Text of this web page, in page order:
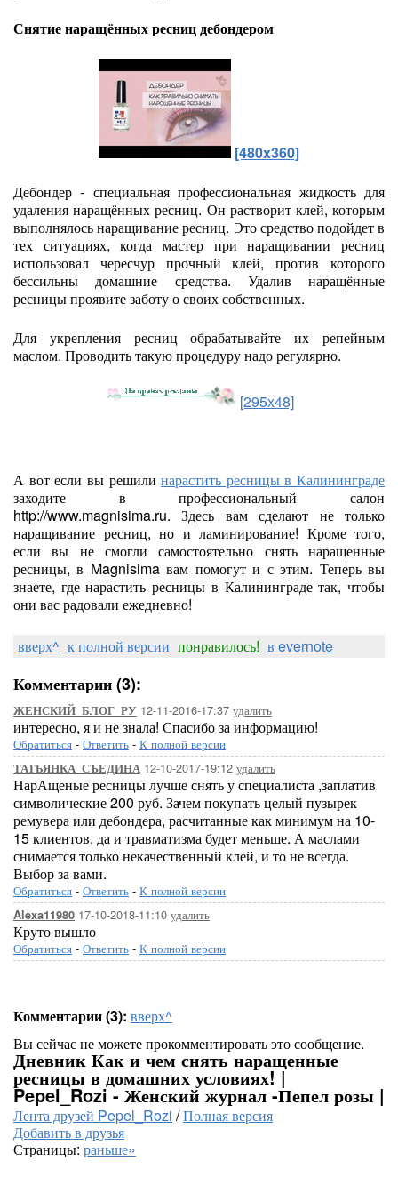
Снятие наращённых ресниц дебондером
[480x360]
Дебондер - специальная профессиональная жидкость для
удаления наращённых ресниц. Он растворит клей, которым
выполнялось наращивание ресниц. Это средство подойдет в
тех ситуациях, когда мастер при наращивании ресниц
использовал чересчур прочный клей, против которого
бессильны домашние средства. Удалив наращённые
ресницы проявите заботу о своих собственных.
Для укрепления ресниц обрабатывайте их репейным
маслом. Проводить такую процедуру надо регулярно.
[295x48]
А вот если вы решилинарастить ресницы в Калининграде
заходите в профессиональный салон
http://www.magnisima.ru. Здесь вам сделают не только
наращивание ресниц, но и ламинирование! Кроме того,
если вы не смогли самостоятельно снять наращенные
ресницы, в Magnisima вам помогут и с этим. Теперь вы
знаете, где нарастить ресницы в Калининграде так, чтобы
они вас радовали ежедневно!
вверх^ к полной версии понравилось! в evernote
Комментарии (3):
ЖЕНСКИЙ_БЛОГ_РУ 12-11-2016-17:37 удалить
интересно, я и не знала! Спасибо за информацию!
Обратиться - Ответить - К полной версии
ТАТЬЯНКА_СЪЕДИНА 12-10-2017-19:12 удалить
НарАщеные ресницы лучше снять у специалиста ,заплатив
символические 200 руб. Зачем покупать целый пузырек
ремувера или дебондера, расчитанные как минимум на 10-
15 клиентов, да и травматизма будет меньше. А маслами
снимается только некачественный клей, и то не всегда.
Выбор за вами.
Обратиться - Ответить - К полной версии
Alexa11980 17-10-2018-11:10 удалить
Круто вышло
Обратиться - Ответить - К полной версии
Комментарии (3): вверх^
Вы сейчас не можете прокомментировать это сообщение.
Дневник Как и чем снять наращенные
ресницы в домашних условиях! |
Pepel_Rozi - Женский журнал -Пепел розы |
Лента друзей Pepel_Rozi /Полная версия
Добавить в друзья
Страницы: раньше»